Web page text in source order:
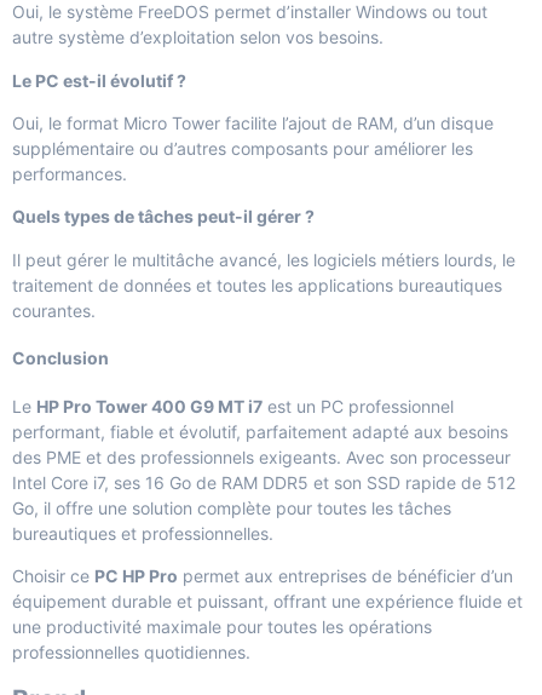
Oui, le système FreeDOS permet d’installer Windows ou tout
autre système d’exploitation selon vos besoins.
Le PC est-il évolutif ?
Oui, le format Micro Tower facilite l’ajout de RAM, d’un disque
supplémentaire ou d’autres composants pour améliorer les
performances.
Quels types de tâches peut-il gérer ?
Il peut gérer le multitâche avancé, les logiciels métiers lourds, le
traitement de données et toutes les applications bureautiques
courantes.
Conclusion
Le HP Pro Tower 400 G9 MT i7 est un PC professionnel
performant, fiable et évolutif, parfaitement adapté aux besoins
des PME et des professionnels exigeants. Avec son processeur
Intel Core i7, ses 16 Go de RAM DDR5 et son SSD rapide de 512
Go, il offre une solution complète pour toutes les tâches
bureautiques et professionnelles.
Choisir ce PC HP Pro permet aux entreprises de bénéficier d’un
équipement durable et puissant, offrant une expérience fluide et
une productivité maximale pour toutes les opérations
professionnelles quotidiennes.